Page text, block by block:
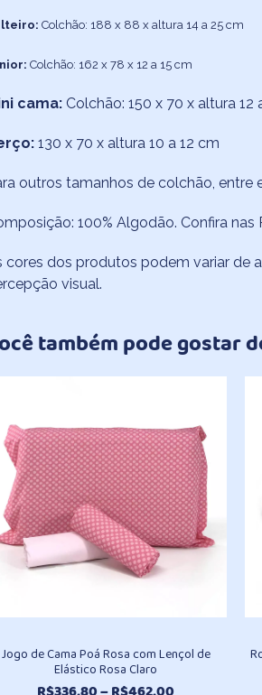
Colchão: 188 x 88 x altura 14 a 25 cm
Colchão: 162 x 78 x 12 a 15 cm
cama: Colchão: 150 x 70 x altura 12
130 x 70 x altura 10 a 12 cm
outros tamanhos de colchão,
100% Algodão. Confira nas
cores dos produtos podem variar de
visual.
também pode gostar
Jogo de Cama Poá Rosa com Lençol de
Elástico Rosa Claro